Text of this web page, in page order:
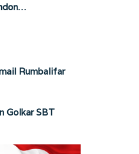
Rumbalifar
Golkar SBT